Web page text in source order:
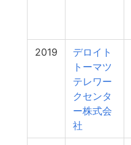
2019
デロイト
トーマツ
テレワー
クセンタ
ー株式会
社